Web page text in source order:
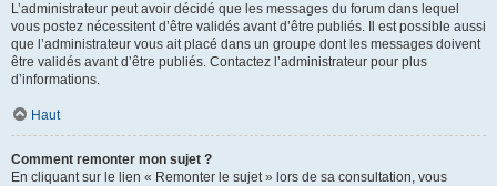
L’administrateur peut avoir décidé que les messages du forum dans lequel
vous postez nécessitent d’être validés avant d’être publiés. Il est possible aussi
que l’administrateur vous ait placé dans un groupe dont les messages doivent
être validés avant d’être publiés. Contactez l’administrateur pour plus
d’informations.
Haut
Comment remonter mon sujet ?
En cliquant sur le lien « Remonter le sujet » lors de sa consultation, vous